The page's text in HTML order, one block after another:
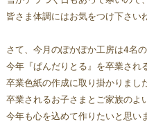
皆さま体調にはお気をつけ下さい
さて、今月のぽかぽか工房は4名の
今年『ぱんだりとる』を卒業され
卒業色紙の作成に取り掛かりまし
卒業されるお子さまとご家族のよ
今年も心を込めて作りたいと思い